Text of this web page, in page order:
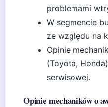
problemami
W segmencie
ze względu na
Opinie
(Toyota,
serwisowej.
Opinie mechaników o